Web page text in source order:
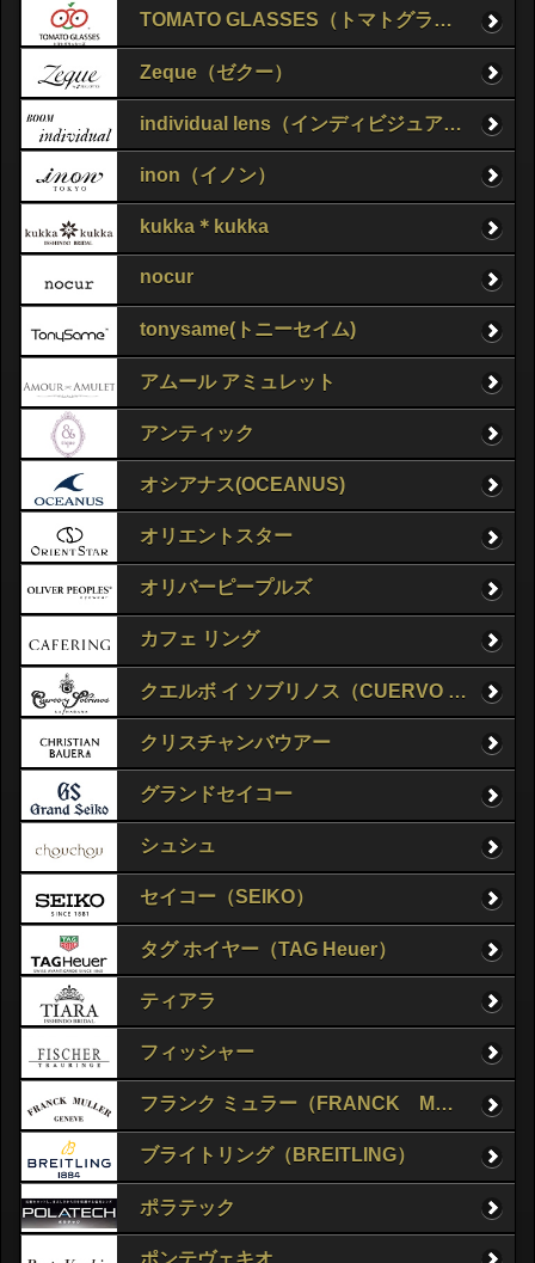
TOMATO GLASSES（トマトグラッシーズ）
Zeque（ゼクー）
individual lens（インディビジュアルレンズ）
inon（イノン）
kukka＊kukka
nocur
tonysame(トニーセイム)
アムール アミュレット
アンティック
オシアナス(OCEANUS)
オリエントスター
オリバーピープルズ
カフェ リング
クエルボ イ ソブリノス（CUERVO Y SOBRINOS）
クリスチャンバウアー
グランドセイコー
シュシュ
セイコー（SEIKO）
タグ ホイヤー（TAG Heuer）
ティアラ
フィッシャー
フランク ミュラー（FRANCK MULLER）
ブライトリング（BREITLING）
ポラテック
ポンテヴェキオ